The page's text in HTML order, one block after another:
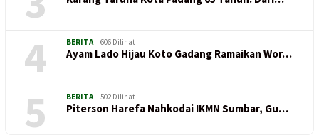
4 BERITA 606 Dilihat
Ayam Lado Hijau Koto Gadang Ramaikan Wor…
5 BERITA 502 Dilihat
Piterson Harefa Nahkodai IKMN Sumbar, Gu…